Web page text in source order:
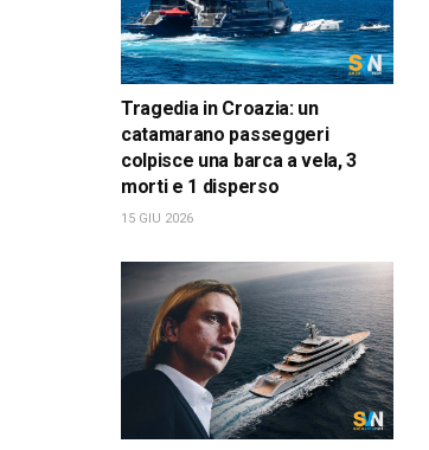
Tragedia in Croazia: un
catamarano passeggeri
colpisce una barca a vela, 3
morti e 1 disperso
15 GIU 2026